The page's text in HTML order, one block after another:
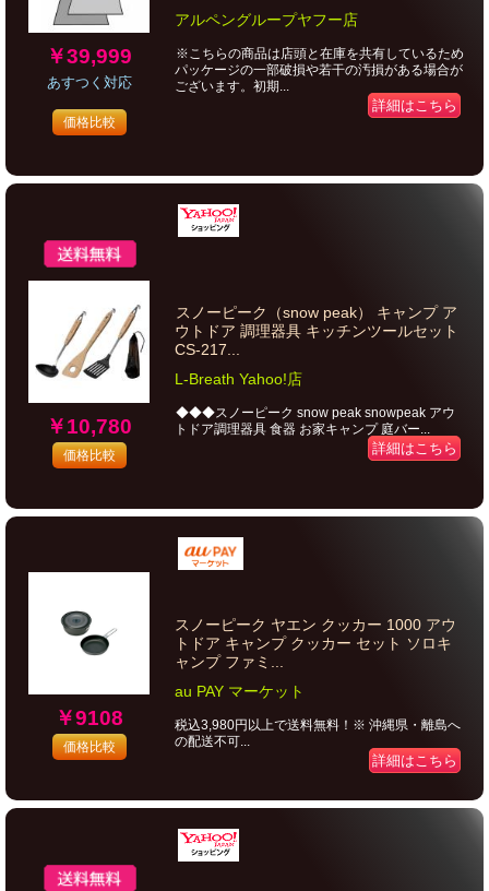
￥39,999
あすつく対応
価格比較
アルペングループヤフー店
※こちらの商品は店頭と在庫を共有しているため
パッケージの一部破損や若干の汚損がある場合が
ございます。初期...
詳細はこちら
￥10,780
価格比較
スノーピーク（snow peak） キャンプ ア
ウトドア 調理器具 キッチンツールセット
CS-217...
L-Breath Yahoo!店
◆◆◆スノーピーク snow peak snowpeak アウ
トドア調理器具 食器 お家キャンプ 庭バー...
詳細はこちら
￥9108
価格比較
スノーピーク ヤエン クッカー 1000 アウ
トドア キャンプ クッカー セット ソロキ
ャンプ ファミ...
au PAY マーケット
税込3,980円以上で送料無料！※ 沖縄県・離島へ
の配送不可...
詳細はこちら